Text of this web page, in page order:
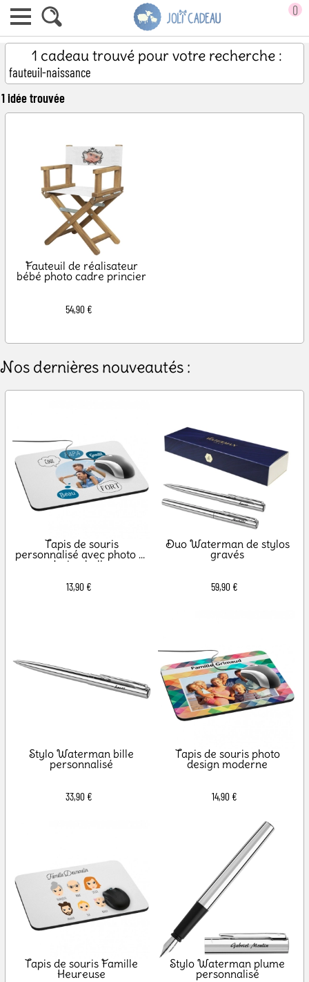
0
1 cadeau trouvé pour votre recherche :
fauteuil-naissance
1 idée trouvée
Fauteuil de réalisateur
bébé photo cadre princier
54,90 €
Nos dernières nouveautés :
Tapis de souris
personnalisé avec photo et
design bulles
13,90 €
Duo Waterman de stylos
gravés
59,90 €
Stylo Waterman bille
personnalisé
33,90 €
Tapis de souris photo
design moderne
14,90 €
Tapis de souris Famille
Heureuse
Stylo Waterman plume
personnalisé